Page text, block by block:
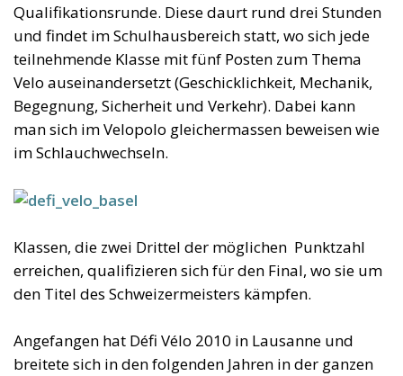
Qualifikationsrunde. Diese daurt rund drei Stunden
und findet im Schulhausbereich statt, wo sich jede
teilnehmende Klasse mit fünf Posten zum Thema
Velo auseinandersetzt (Geschicklichkeit, Mechanik,
Begegnung, Sicherheit und Verkehr). Dabei kann
man sich im Velopolo gleichermassen beweisen wie
im Schlauchwechseln.
Klassen, die zwei Drittel der möglichen Punktzahl
erreichen, qualifizieren sich für den Final, wo sie um
den Titel des Schweizermeisters kämpfen.
Angefangen hat Défi Vélo 2010 in Lausanne und
breitete sich in den folgenden Jahren in der ganzen